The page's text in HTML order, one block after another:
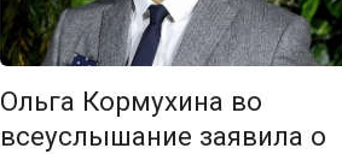
Ольга Кормухина во
всеуслышание заявила о